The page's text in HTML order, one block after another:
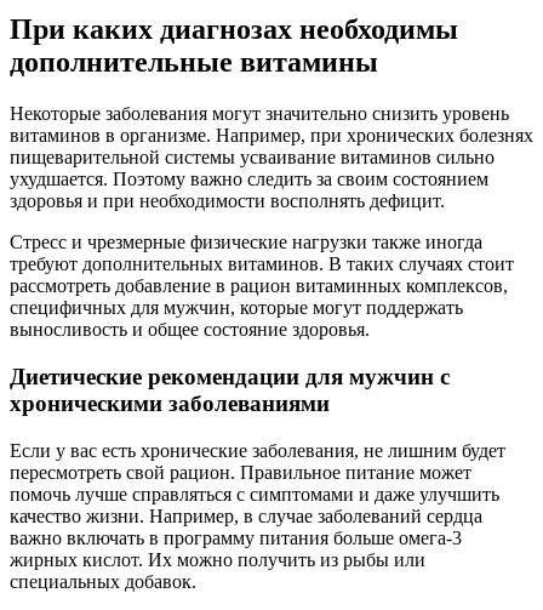
При каких диагнозах необходимы
дополнительные витамины
Некоторые заболевания могут значительно снизить уровень
витаминов в организме. Например, при хронических болезнях
пищеварительной системы усваивание витаминов сильно
ухудшается. Поэтому важно следить за своим состоянием
здоровья и при необходимости восполнять дефицит.
Стресс и чрезмерные физические нагрузки также иногда
требуют дополнительных витаминов. В таких случаях стоит
рассмотреть добавление в рацион витаминных комплексов,
специфичных для мужчин, которые могут поддержать
выносливость и общее состояние здоровья.
Диетические рекомендации для мужчин с
хроническими заболеваниями
Если у вас есть хронические заболевания, не лишним будет
пересмотреть свой рацион. Правильное питание может
помочь лучше справляться с симптомами и даже улучшить
качество жизни. Например, в случае заболеваний сердца
важно включать в программу питания больше омега-3
жирных кислот. Их можно получить из рыбы или
специальных добавок.